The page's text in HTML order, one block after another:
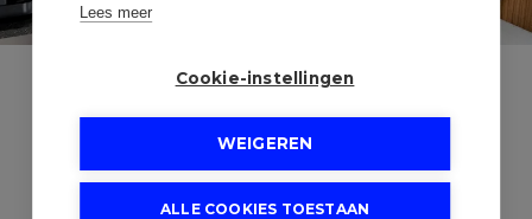
110 m²
BEWOONBARE OPP.
3
SLAAPKAMERS
Lees meer
Cookie-instellingen
WEIGEREN
ALLE COOKIES TOESTAAN